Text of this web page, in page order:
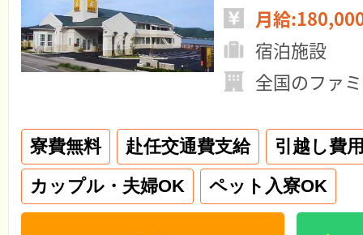
月給
宿泊施設
全国のファ
寮費無料 赴任交通費支給
引越し費
カップル・夫婦OK
ペット入寮OK